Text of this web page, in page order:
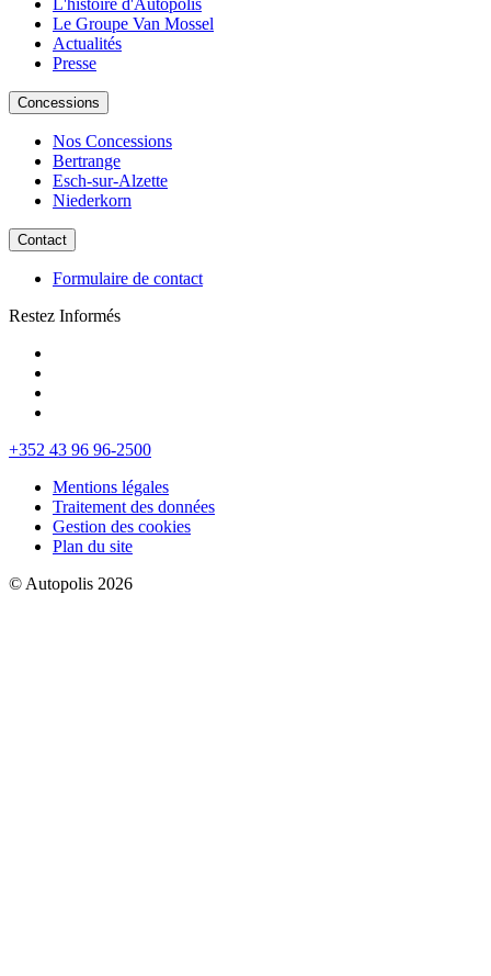
L'histoire d'Autopolis
Le Groupe Van Mossel
Actualités
Presse
Concessions
Nos Concessions
Bertrange
Esch-sur-Alzette
Niederkorn
Contact
Formulaire de contact
Restez Informés
+352 43 96 96-2500
Mentions légales
Traitement des données
Gestion des cookies
Plan du site
© Autopolis 2026